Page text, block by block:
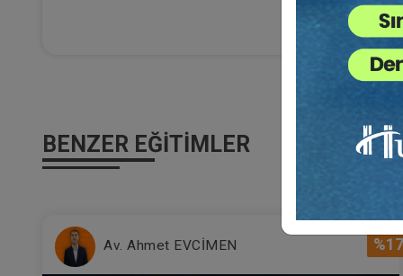
İstanbul Barosu "Meslek İçi Eğitim Merkezi" ile
İstanbul Ünveristesi AUZEF Felsefe bölümü
TBB dilekçe eğitmenidir. Barolarda ve hukuk
Dilekçe ile ilgili olarak kaleme aldığı “Bir
Kızıl Meşe isminde bir öykü kitabı bulunmaktadır.
Av. Begüm Tekin ile evlidir. Bir kız çocukları vardır.
BENZER EĞITIMLER
%17
Av. Ahmet EVCİMEN